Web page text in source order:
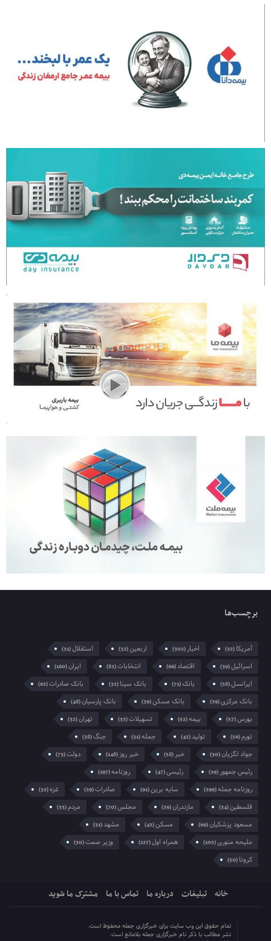
برچسب‌ها
آمریکا(32) اخبار(302) اربعین(32) استقلال(31)
اسرائیل(39) اقتصاد(66) انتخابات(82) ایران(160)
ایرانسل(58) بانک(71) بانک سینا(32) بانک صادرات(62)
بانک مرکزی(29) بانک مسکن(39) بانک پارسیان(48)
بورس(57) بیمه(52) تسهیلات(33) تهران(32)
تورم(56) تولید(42) جمله(31) جنگ(38)
جواد لگزیان(30) خبر(58) خبر روز(148) دولت(73)
رئیس جمهور(29) رئیسی(47) روزنامه(197)
روزنامه جمله(299) سایه برین(91) صادرات(29) غزه(32)
فلسطین(34) مازندران(29) مجلس(70) مردم(33)
مسعود پزشکیان(69) مسکن(42) مشهد(31)
ملیحه منوری(105) همراه اول(127) وزیر صمت(30)
کرونا(50)
خانه تبلیغات درباره ما تماس با ما مشترک ما شوید
تمام حقوق این وب سایت برای خبرگزاری جمله محفوظ است.
نشر مطالب با ذکر نام خبرگزاری جمله بلامانع است.